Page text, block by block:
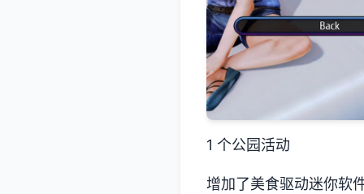
1 个公园活动
增加了美食驱动迷你软